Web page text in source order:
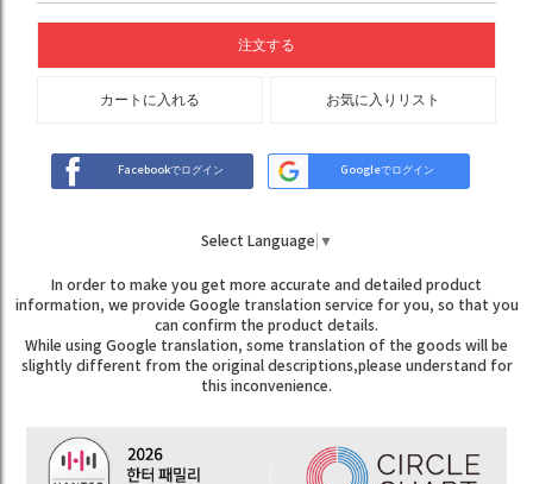
注文する
カートに入れる お気に入りリスト
Facebookでログイン Googleでログイン
Select Language ▼
In order to make you get more accurate and detailed product
information, we provide Google translation service for you, so that you
can confirm the product details.
While using Google translation, some translation of the goods will be
slightly different from the original descriptions,please understand for
this inconvenience.